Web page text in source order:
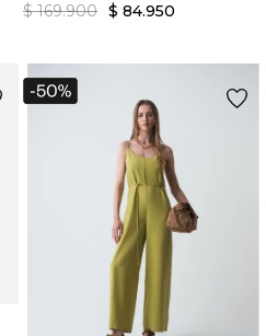
$ 169.900 $ 84.950